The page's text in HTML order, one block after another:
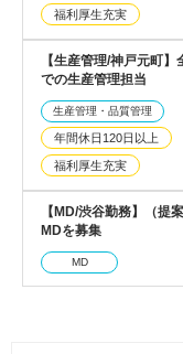
福利厚生充実
【生産管理/神戸元町
での生産管理担当
生産管理・品質管理
年間休日120日以上
福利厚生充実
【MD/渋谷勤務】（提
MDを募集
MD